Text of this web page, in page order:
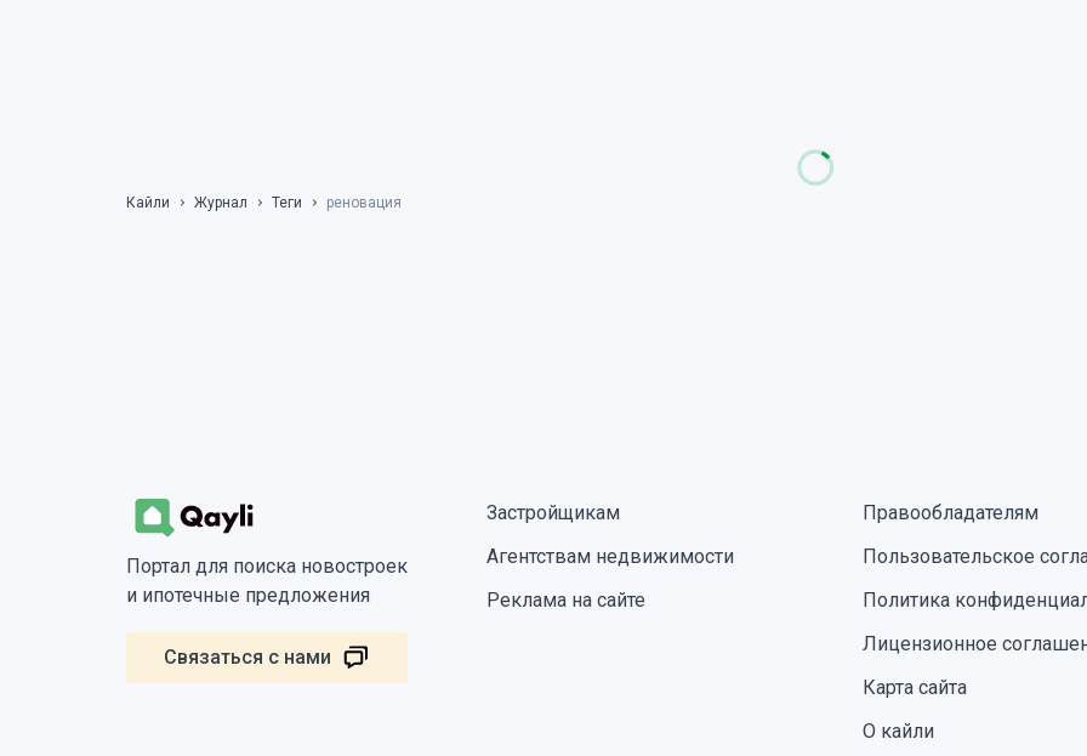
Кайли Журнал Теги реновация
Портал для поиска новостроек
и ипотечные предложения
Связаться с нами
Застройщикам
Агентствам недвижимости
Реклама на сайте
Правообладателям
Пользовательское
Политика
Лицензионное
Карта сайта
О кайли